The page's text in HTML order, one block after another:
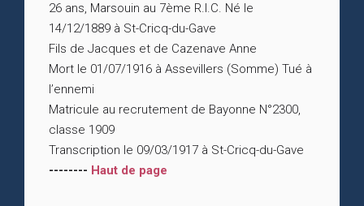
26 ans, Marsouin au 7ème R.I.C. Né le
14/12/1889 à St-Cricq-du-Gave
Fils de Jacques et de Cazenave Anne
Mort le 01/07/1916 à Assevillers (Somme) Tué à
l’ennemi
Matricule au recrutement de Bayonne N°2300,
classe 1909
Transcription le 09/03/1917 à St-Cricq-du-Gave
-------- Haut de page